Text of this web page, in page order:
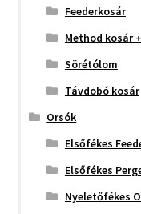
Feederkosár
Method kosár
Sörétólom
Távdobó kosár
Orsók
Elsőfékes
Elsőfékes
Nyeletőfékes